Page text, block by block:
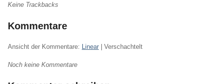
Keine Trackbacks
Kommentare
Ansicht der Kommentare: Linear | Verschachtelt
Noch keine Kommentare